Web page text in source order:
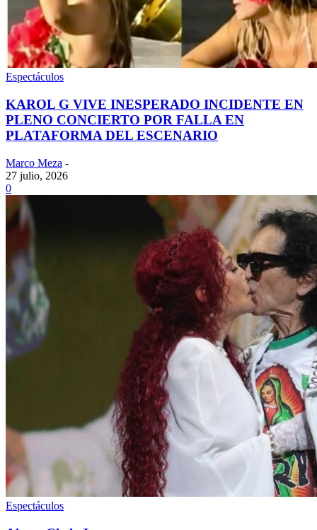
Espectáculos
KAROL G VIVE INESPERADO INCIDENTE EN
PLENO CONCIERTO POR FALLA EN
PLATAFORMA DEL ESCENARIO
Marco Meza -
27 julio, 2026
0
Espectáculos